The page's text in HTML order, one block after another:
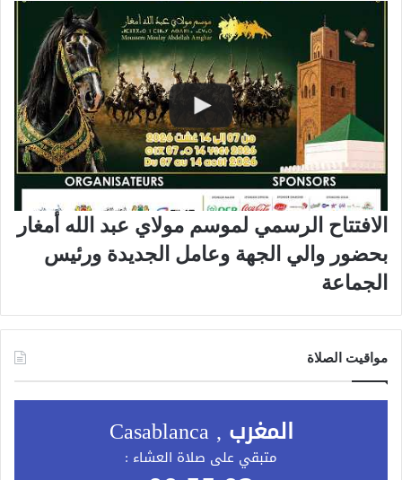
الافتتاح الرسمي لموسم مولاي عبد الله أمغار
بحضور والي الجهة وعامل الجديدة ورئيس
الجماعة
مواقيت الصلاة